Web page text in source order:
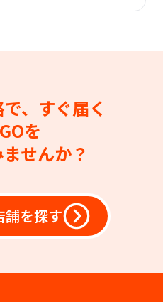
、すぐ届く
を
せんか？
舗を探す